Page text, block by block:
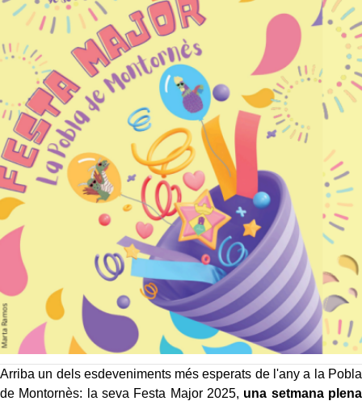
Arriba un dels esdeveniments més esperats de l'any a la Pobla
de Montornès: la seva Festa Major 2025, una setmana plena